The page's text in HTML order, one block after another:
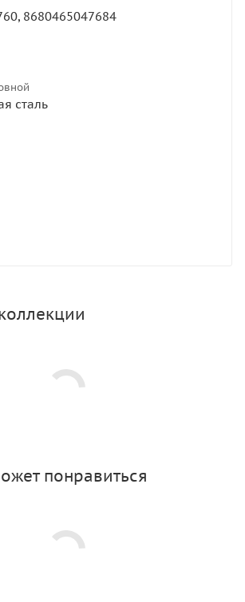
8680465047684
сталь
понравиться